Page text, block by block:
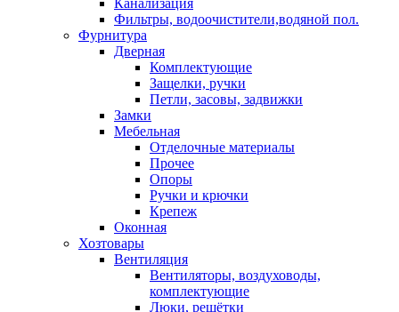
Канализация
Фильтры, водоочистители,водяной пол.
Фурнитура
Дверная
Комплектующие
Защелки, ручки
Петли, засовы, задвижки
Замки
Мебельная
Отделочные материалы
Прочее
Опоры
Ручки и крючки
Крепеж
Оконная
Хозтовары
Вентиляция
Вентиляторы, воздуховоды,
комплектующие
Люки, решётки